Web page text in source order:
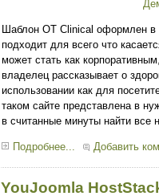
Шаблон OT Clinical оформлен в
подходит для всего что
может стать как
владелец рассказывает о
использовании как для
таком сайте представлена в
в считанные минуты найти все
Подробнее... Добавить
YouJoomla